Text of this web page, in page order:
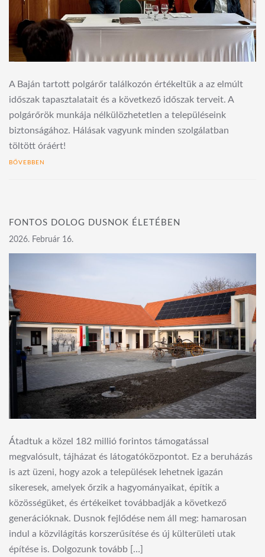
A Baján tartott polgárőr találkozón értékeltük a az elmúlt
időszak tapasztalatait és a következő időszak terveit. A
polgárőrök munkája nélkülözhetetlen a településeink
biztonságához. Hálásak vagyunk minden szolgálatban
töltött óráért!
BŐVEBBEN
FONTOS DOLOG DUSNOK ÉLETÉBEN
2026. Február 16.
Átadtuk a közel 182 millió forintos támogatással
megvalósult, tájházat és látogatóközpontot. Ez a beruházás
is azt üzeni, hogy azok a települések lehetnek igazán
sikeresek, amelyek őrzik a hagyományaikat, építik a
közösségüket, és értékeiket továbbadják a következő
generációknak. Dusnok fejlődése nem áll meg: hamarosan
indul a közvilágítás korszerűsítése és új külterületi utak
építése is. Dolgozunk tovább […]